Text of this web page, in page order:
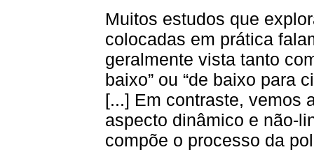
Muitos estudos que
colocadas em prática
geralmente vista tanto
baixo” ou “de baixo para
[...] Em contraste, vemos
aspecto dinâmico e não-
compõe o processo da